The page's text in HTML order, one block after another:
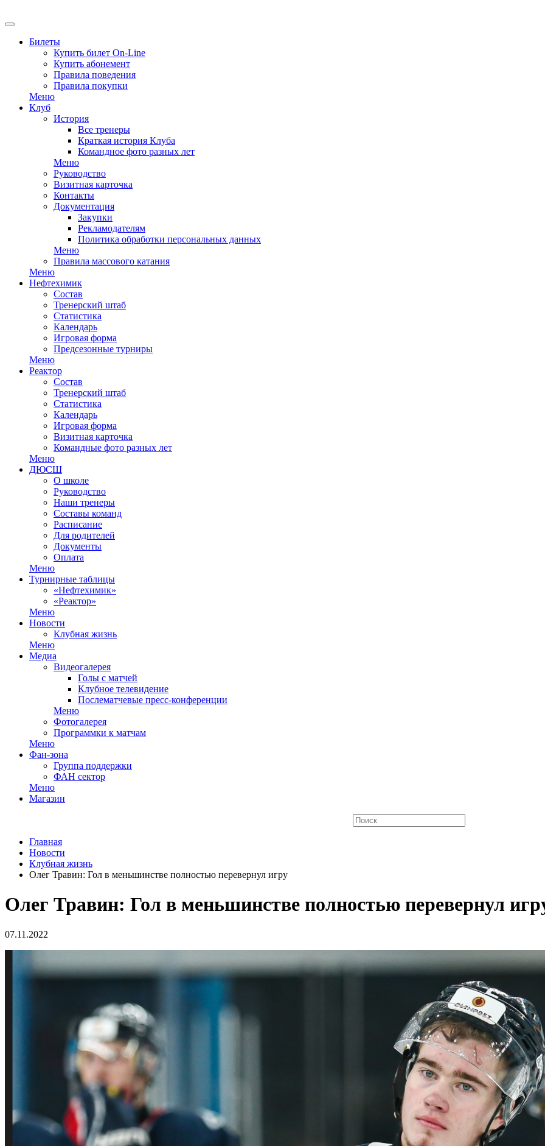
Билеты
Купить билет On-Line
Купить абонемент
Правила поведения
Правила покупки
Меню
Клуб
История
Все тренеры
Краткая история Клуба
Командное фото разных лет
Меню
Руководство
Визитная карточка
Контакты
Документация
Закупки
Рекламодателям
Политика обработки персональных данных
Меню
Правила массового катания
Меню
Нефтехимик
Состав
Тренерский штаб
Статистика
Календарь
Игровая форма
Предсезонные турниры
Меню
Реактор
Состав
Тренерский штаб
Статистика
Календарь
Игровая форма
Визитная карточка
Командные фото разных лет
Меню
ДЮСШ
О школе
Руководство
Наши тренеры
Составы команд
Расписание
Для родителей
Документы
Оплата
Меню
Турнирные таблицы
«Нефтехимик»
«Реактор»
Меню
Новости
Клубная жизнь
Меню
Медиа
Видеогалерея
Голы с матчей
Клубное телевидение
Послематчевые пресс-конференции
Меню
Фотогалерея
Программки к матчам
Меню
Фан-зона
Группа поддержки
ФАН сектор
Меню
Магазин
Главная
Новости
Клубная жизнь
Олег Травин: Гол в меньшинстве полностью перевернул игру
Олег Травин: Гол в меньшинстве полностью перевернул
07.11.2022